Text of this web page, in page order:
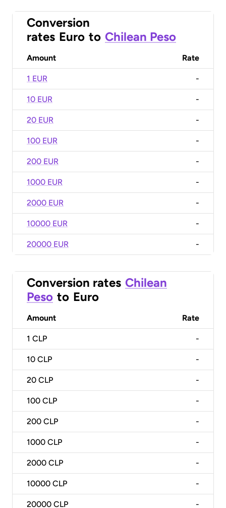
Conversion
rates Euro to Chilean Peso
Amount Rate
1 EUR -
10 EUR -
20 EUR -
100 EUR -
200 EUR -
1000 EUR -
2000 EUR -
10000 EUR -
20000 EUR -
Conversion rates Chilean
Peso to Euro
Amount Rate
1 CLP -
10 CLP -
20 CLP -
100 CLP -
200 CLP -
1000 CLP -
2000 CLP -
10000 CLP -
20000 CLP -